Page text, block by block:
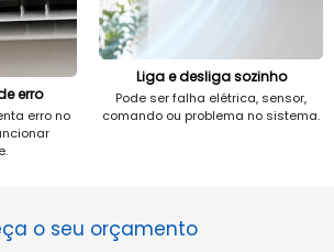
erro
erro no
Liga e desliga sozinho
Pode ser falha elétrica, sensor,
comando ou problema no sistema.
o seu orçamento